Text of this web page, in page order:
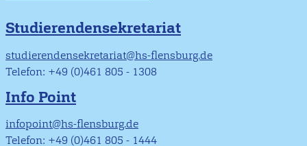
Studierendensekretariat
studierendensekretariat@hs-flensburg.de
Telefon: +49 (0)461 805 - 1308
Info Point
infopoint@hs-flensburg.de
Telefon: +49 (0)461 805 - 1444